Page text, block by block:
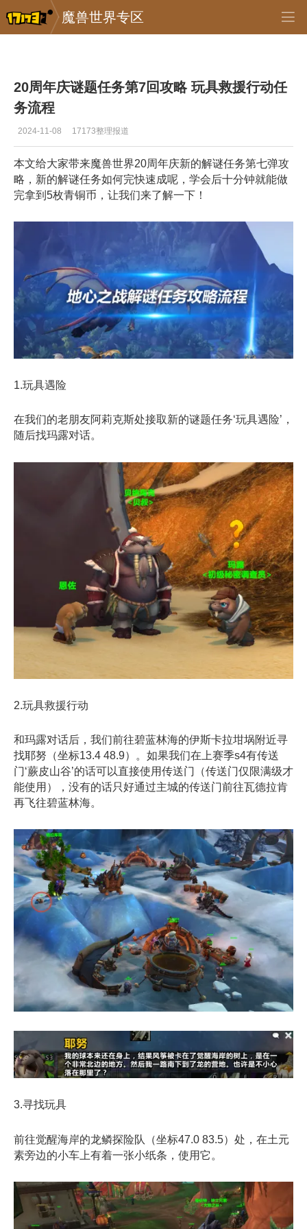
魔兽世界专区
专区_《魔兽世界》 >
20周年庆谜题任务第7回攻略 玩具救援行动任
务流程
2024-11-08 17173整理报道
本文给大家带来魔兽世界20周年庆新的解谜任务第七弹攻
略，新的解谜任务如何完快速成呢，学会后十分钟就能做
完拿到5枚青铜币，让我们来了解一下！
1.玩具遇险
在我们的老朋友阿莉克斯处接取新的谜题任务‘玩具遇险’，
随后找玛露对话。
2.玩具救援行动
和玛露对话后，我们前往碧蓝林海的伊斯卡拉坩埚附近寻
找耶努（坐标13.4 48.9）。如果我们在上赛季s4有传送
门‘蕨皮山谷’的话可以直接使用传送门（传送门仅限满级才
能使用），没有的话只好通过主城的传送门前往瓦德拉肯
再飞往碧蓝林海。
3.寻找玩具
前往觉醒海岸的龙鳞探险队（坐标47.0 83.5）处，在土元
素旁边的小车上有着一张小纸条，使用它。